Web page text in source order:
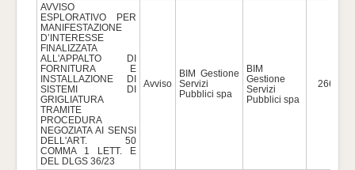
AVVISO
ESPLORATIVO PER
MANIFESTAZIONE
D’INTERESSE
FINALIZZATA
ALL'APPALTO DI
FORNITURA E
INSTALLAZIONE DI
SISTEMI DI
GRIGLIATURA
TRAMITE
PROCEDURA
NEGOZIATA AI SENSI
DELL'ART. 50
COMMA 1 LETT. E
DEL DLGS 36/23
Avviso
BIM Gestione
Servizi
Pubblici spa
BIM
Gestione
Servizi
Pubblici spa